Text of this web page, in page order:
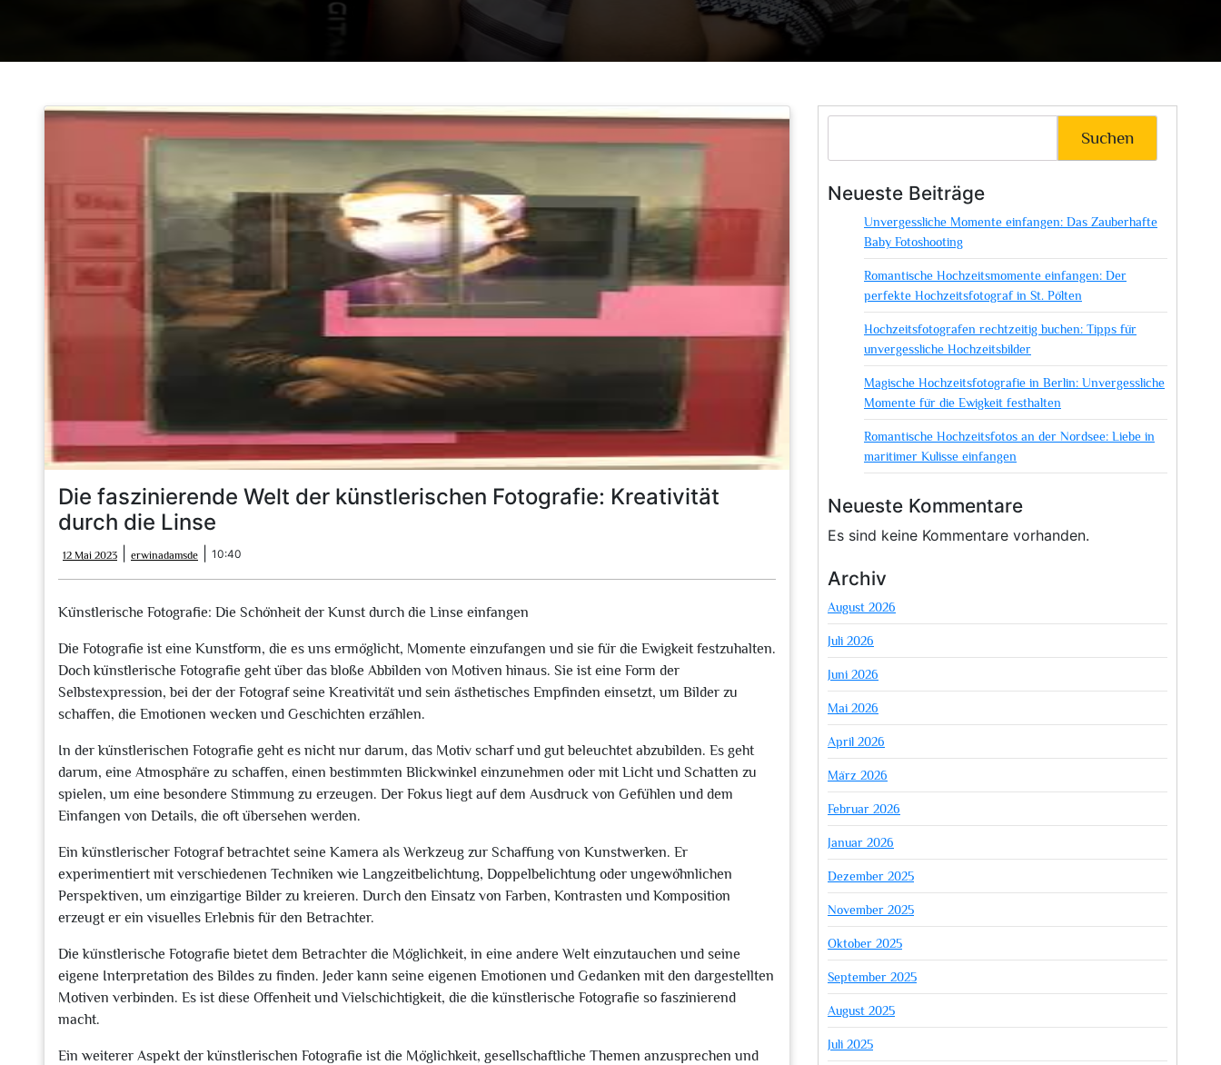
Die faszinierende Welt der künstlerischen Fotografie: Kreativität
durch die Linse
12 Mai 2023
Mai
2023
erwinadamsde erwinadamsde
10:40
Künstlerische Fotografie: Die Schönheit der Kunst durch die Linse einfangen
Die Fotografie ist eine Kunstform, die es uns ermöglicht, Momente einzufangen und sie für die Ewigkeit festzuhalten.
Doch künstlerische Fotografie geht über das bloße Abbilden von Motiven hinaus. Sie ist eine Form der
Selbstexpression, bei der der Fotograf seine Kreativität und sein ästhetisches Empfinden einsetzt, um Bilder zu
schaffen, die Emotionen wecken und Geschichten erzählen.
In der künstlerischen Fotografie geht es nicht nur darum, das Motiv scharf und gut beleuchtet abzubilden. Es geht
darum, eine Atmosphäre zu schaffen, einen bestimmten Blickwinkel einzunehmen oder mit Licht und Schatten zu
spielen, um eine besondere Stimmung zu erzeugen. Der Fokus liegt auf dem Ausdruck von Gefühlen und dem
Einfangen von Details, die oft übersehen werden.
Ein künstlerischer Fotograf betrachtet seine Kamera als Werkzeug zur Schaffung von Kunstwerken. Er
experimentiert mit verschiedenen Techniken wie Langzeitbelichtung, Doppelbelichtung oder ungewöhnlichen
Perspektiven, um einzigartige Bilder zu kreieren. Durch den Einsatz von Farben, Kontrasten und Komposition
erzeugt er ein visuelles Erlebnis für den Betrachter.
Die künstlerische Fotografie bietet dem Betrachter die Möglichkeit, in eine andere Welt einzutauchen und seine
eigene Interpretation des Bildes zu finden. Jeder kann seine eigenen Emotionen und Gedanken mit den dargestellten
Motiven verbinden. Es ist diese Offenheit und Vielschichtigkeit, die die künstlerische Fotografie so faszinierend
macht.
Ein weiterer Aspekt der künstlerischen Fotografie ist die Möglichkeit, gesellschaftliche Themen anzusprechen und
Suchen
Neueste Beiträge
Unvergessliche Momente einfangen: Das Zauberhafte
Baby Fotoshooting
Romantische Hochzeitsmomente einfangen: Der
perfekte Hochzeitsfotograf in St. Pölten
Hochzeitsfotografen rechtzeitig buchen: Tipps für
unvergessliche Hochzeitsbilder
Magische Hochzeitsfotografie in Berlin: Unvergessliche
Momente für die Ewigkeit festhalten
Romantische Hochzeitsfotos an der Nordsee: Liebe in
maritimer Kulisse einfangen
Neueste Kommentare
Es sind keine Kommentare vorhanden.
Archiv
August 2026
Juli 2026
Juni 2026
Mai 2026
April 2026
März 2026
Februar 2026
Januar 2026
Dezember 2025
November 2025
Oktober 2025
September 2025
August 2025
Juli 2025